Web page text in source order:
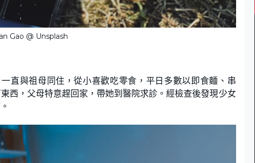
Gao @ Unsplash
直與祖母同住，從小喜歡吃零食，平日多數以即食麵、串
西，父母特意趕回家，帶她到醫院求診。經檢查後發現少女